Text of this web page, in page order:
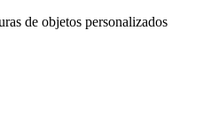
de objetos personalizados